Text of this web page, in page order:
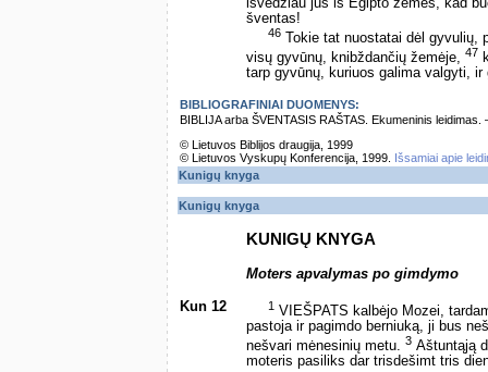
šventas!
46 Tokie tat nuostatai dėl gyvulių,
visų gyvūnų, knibždančių žemėje, 47
tarp gyvūnų, kuriuos galima valgyti, ir
BIBLIOGRAFINIAI DUOMENYS:
BIBLIJA arba ŠVENTASIS RAŠTAS. Ekumeninis
© Lietuvos Biblijos draugija, 1999
© Lietuvos Vyskupų Konferencija, 1999.
Išsamiai apie
Kunigų knyga
Kunigų knyga
KUNIGŲ KNYGA
Moters apvalymas po gimdymo
Kun 12 1 VIEŠPATS kalbėjo Mozei,
pastoja ir pagimdo berniuką, ji bus
nešvari mėnesinių metu. 3 Aštuntąją
moteris pasiliks dar trisdešimt tris